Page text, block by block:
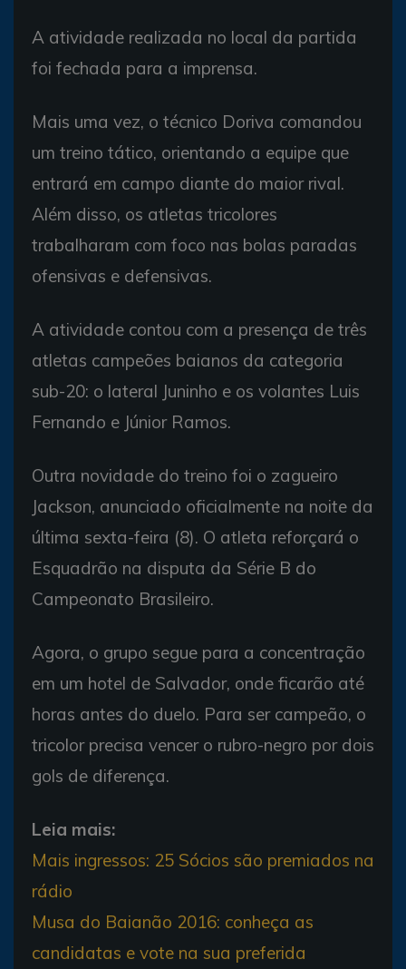
A atividade realizada no local da partida
foi fechada para a imprensa.
Mais uma vez, o técnico Doriva comandou
um treino tático, orientando a equipe que
entrará em campo diante do maior rival.
Além disso, os atletas tricolores
trabalharam com foco nas bolas paradas
ofensivas e defensivas.
A atividade contou com a presença de três
atletas campeões baianos da categoria
sub-20: o lateral Juninho e os volantes Luis
Fernando e Júnior Ramos.
Outra novidade do treino foi o zagueiro
Jackson, anunciado oficialmente na noite da
última sexta-feira (8). O atleta reforçará o
Esquadrão na disputa da Série B do
Campeonato Brasileiro.
Agora, o grupo segue para a concentração
em um hotel de Salvador, onde ficarão até
horas antes do duelo. Para ser campeão, o
tricolor precisa vencer o rubro-negro por dois
gols de diferença.
Leia mais:
Mais ingressos: 25 Sócios são premiados na
rádio
Musa do Baianão 2016: conheça as
candidatas e vote na sua preferida